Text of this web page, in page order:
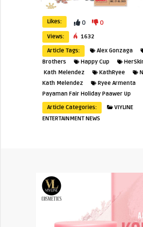
Likes: 0 0
Views:
1632
Article Tags:
Alex Gonzaga
Brothers
Happy Cup
Kath Melendez
KathRyee
Kath Melendez
Ryee Armenta
Payaman Fair Holiday Paawer Up
Article Categories:
VIYLINE
ENTERTAINMENT NEWS